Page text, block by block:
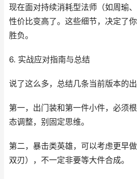
现在面对持续消耗型法师（如周瑜
性价比变高了。这些细节，决定了
胜负。
6. 实战应对指南与总结
说了这么多，总结几条当前版本的出
第一，出门装和第一件小件，必须
态调整，别固定思维。
第二，暴击类英雄，可以考虑更早
双刃），不一定非要等大件合成。